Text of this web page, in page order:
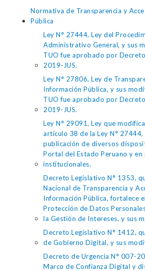
Normativa de Transparencia y
Pública
Ley N° 27444, Ley del
Administrativo General, y sus
TUO fue aprobado por
2019-JUS.
Ley N° 27806, Ley de
Información Pública, y sus
TUO fue aprobado por
2019-JUS.
Ley N° 29091, Ley que
artículo 38 de la Ley N° 27444,
publicación de diversos
Portal del Estado Peruano y
institucionales.
Decreto Legislativo N° 1353,
Nacional de Transparencia y
Información Pública, fortalece
Protección de Datos
la Gestión de Intereses, y sus
Decreto Legislativo N° 1412,
de Gobierno Digital, y sus
Decreto de Urgencia N° 007-
Marco de Confianza Digital y